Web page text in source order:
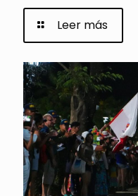
Leer más